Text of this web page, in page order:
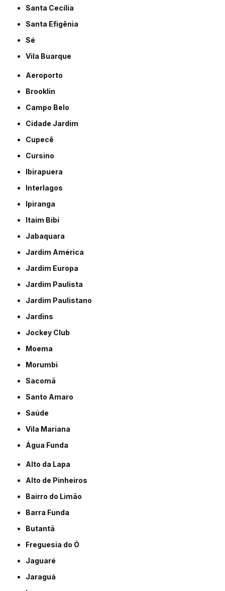
Santa Cecília
Santa Efigênia
Sé
Vila Buarque
Aeroporto
Brooklin
Campo Belo
Cidade Jardim
Cupecê
Cursino
Ibirapuera
Interlagos
Ipiranga
Itaim Bibi
Jabaquara
Jardim América
Jardim Europa
Jardim Paulista
Jardim Paulistano
Jardins
Jockey Club
Moema
Morumbi
Sacomã
Santo Amaro
Saúde
Vila Mariana
Água Funda
Alto da Lapa
Alto de Pinheiros
Bairro do Limão
Barra Funda
Butantã
Freguesia do Ó
Jaguaré
Jaraguá